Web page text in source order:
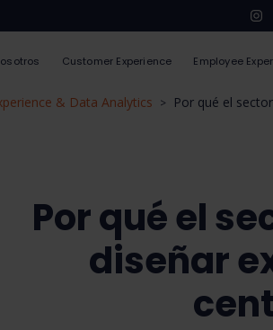
Customer Experience Employee
& Data Analytics > Por qué el
Por qué el
diseñar